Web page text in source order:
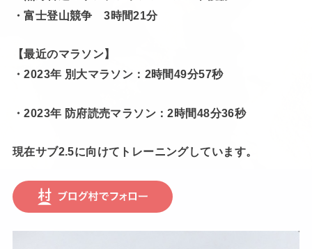
・富士登山競争 3時間21分
【最近のマラソン】
・2023年 別大マラソン：2時間49分57秒
・2023年 防府読売マラソン：2時間48分36秒
現在サブ2.5に向けてトレーニングしています。